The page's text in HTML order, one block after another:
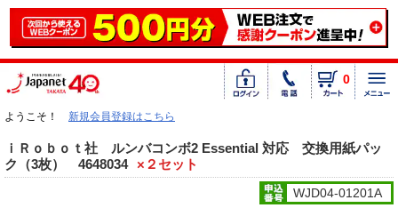
0
ようこそ！ 新規会員登録はこちら
ｉＲｏｂｏｔ社 ルンバコンボ2 Essential 対応 交換用紙パッ
ク（3枚） 4648034 ×２セット
WJD04-01201A